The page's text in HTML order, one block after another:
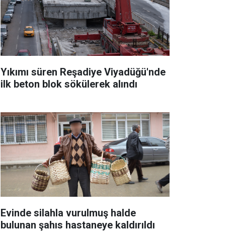
Yıkımı süren Reşadiye Viyadüğü'nde
ilk beton blok sökülerek alındı
Evinde silahla vurulmuş halde
bulunan şahıs hastaneye kaldırıldı